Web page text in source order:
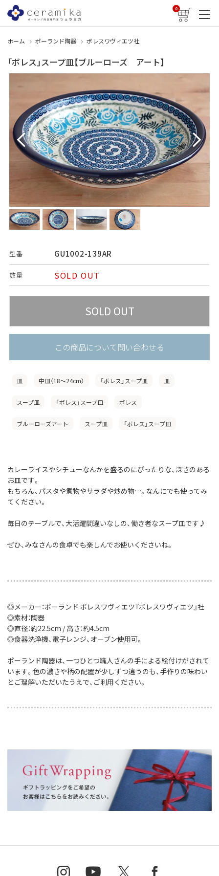
0
ホーム ポーランド陶器 ボレスワヴィエツ社
「ボレス」スープ皿【ブルーローズ アート】
型番 GU1002-139AR
数量 SOLD OUT
この商品について問い合わせる
皿 中皿（18〜24cm） 「ボレス」スープ皿 皿
スープ皿 「ボレス」スープ皿 ボレス
ブルーローズアート スープ皿 「ボレス」スープ皿
カレーライスやシチューなんかを盛るのにぴったりな、深さのある
お皿です。
もちろん、パスタや煮物やサラダや炒め物…。なんにでも使ってみ
てください。
毎日のテーブルで、大活躍間違いなしの、働き者なスープ皿です♪
ぜひ、みなさんの食卓でも楽しんでお使いくださいね。
◎メーカー：ポーランド ボレスワヴィエツ『ボレスワヴィエツ』社
◎素材：陶器
◎直径：約22.5cm / 高さ：約4.5cm
◎食器洗浄機、電子レンジ、オーブン使用可。
ポーランド陶器は、一つひとつ職人さんの手による絵付けがされて
います。色の濃さや柄の配置が少しずつ違うのも、手作りの味わい
とご理解いただいたうえで、ご利用ください。